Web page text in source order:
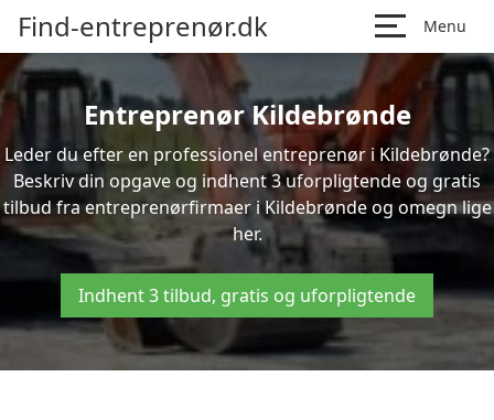
Find-entreprenør.dk Menu
Entreprenør Kildebrønde
Leder du efter en professionel entreprenør i Kildebrønde?
Beskriv din opgave og indhent 3 uforpligtende og gratis
tilbud fra entreprenørfirmaer i Kildebrønde og omegn lige
her.
Indhent 3 tilbud, gratis og uforpligtende